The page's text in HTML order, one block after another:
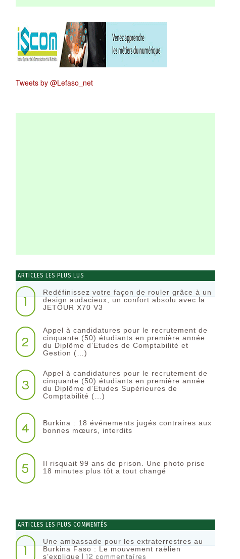
Tweets by @Lefaso_net
ARTICLES LES PLUS LUS
1
Redéfinissez votre façon de rouler grâce à un
design audacieux, un confort absolu avec la
JETOUR X70 V3
2
Appel à candidatures pour le recrutement de
cinquante (50) étudiants en première année
du Diplôme d’Etudes de Comptabilité et
Gestion (…)
3
Appel à candidatures pour le recrutement de
cinquante (50) étudiants en première année
du Diplôme d’Etudes Supérieures de
Comptabilité (…)
4
Burkina : 18 événements jugés contraires aux
bonnes mœurs, interdits
5
Il risquait 99 ans de prison. Une photo prise
18 minutes plus tôt a tout changé
ARTICLES LES PLUS COMMENTÉS
1
Une ambassade pour les extraterrestres au
Burkina Faso : Le mouvement raëlien
s’explique | 12 commentaires